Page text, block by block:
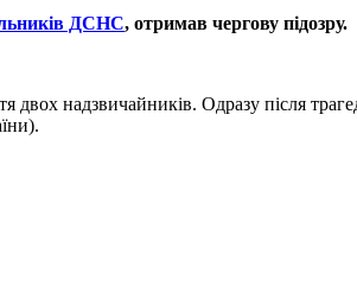
ДСНС, отримав чергову підозру.
надзвичайників. Одразу після